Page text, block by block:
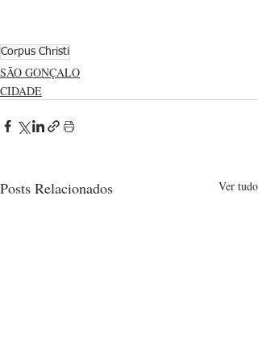
Corpus Christi
SÃO GONÇALO
CIDADE
Posts Relacionados Ver tudo